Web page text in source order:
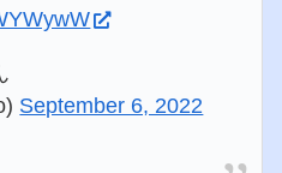
September 6, 2022